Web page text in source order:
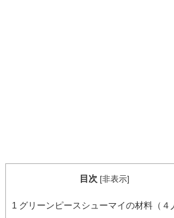
目次 [非表示]
1 グリーンピースシューマイの材料（４